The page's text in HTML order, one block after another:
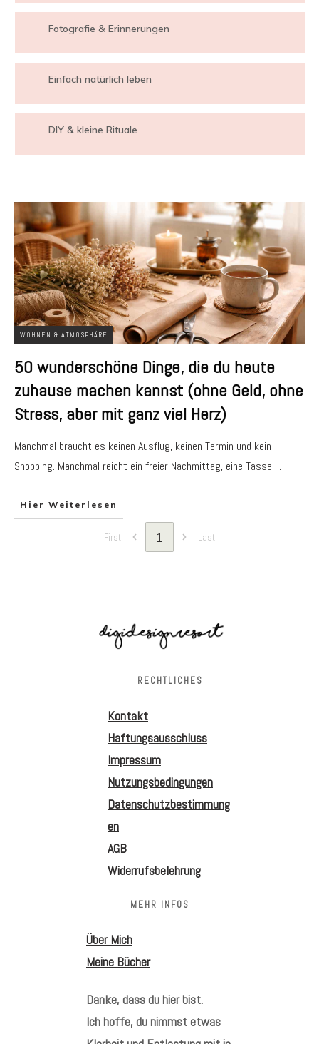
WOHNEN & ATMOSPHÄRE
50 wunderschöne Dinge, die du heute
zuhause machen kannst (ohne Geld, ohne
Stress, aber mit ganz viel Herz)
Manchmal braucht es keinen Ausflug, keinen Termin und kein
Shopping. Manchmal reicht ein freier Nachmittag, eine Tasse ...
Hier Weiterlesen
First 1 Last
Fotografie & Erinnerungen
Einfach natürlich leben
DIY & kleine Rituale
RECHTLICHES
Kontakt
Haftungsausschluss
Impressum
Nutzungsbedingungen
Datenschutzbestimmung
en
AGB
Widerrufsbelehrung
MEHR INFOS
Über Mich
Meine Bücher
Danke, dass du hier bist.
Ich hoffe, du nimmst etwas